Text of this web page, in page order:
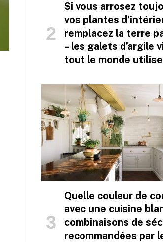
Si vous arrosez
vos plantes
remplacez la terre
– les galets d’argile
tout le monde utilise
Quelle couleur de
avec une cuisine
combinaisons de
recommandées par